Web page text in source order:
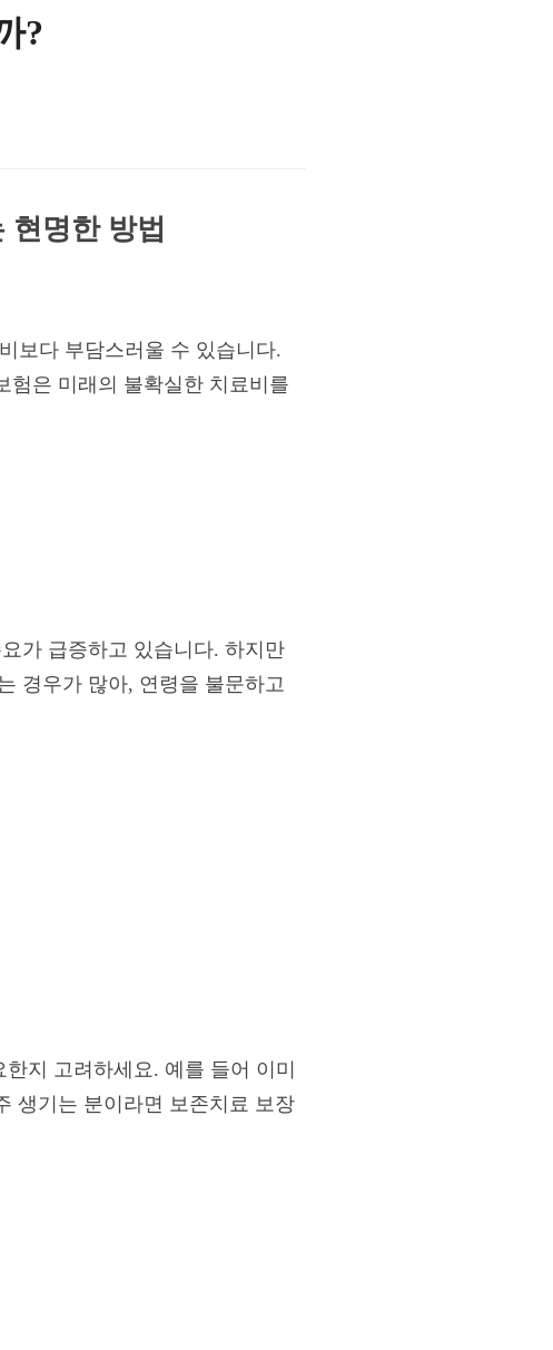
?
명한 방법
보다 부담스러울 수 있습니다.
험은 미래의 불확실한 치료비를
가 급증하고 있습니다. 하지만
경우가 많아, 연령을 불문하고
지 고려하세요. 예를 들어 이미
생기는 분이라면 보존치료 보장